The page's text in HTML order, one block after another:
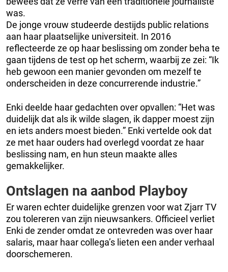
was.
De jonge vrouw studeerde destijds public relations
aan haar plaatselijke universiteit. In 2016
reflecteerde ze op haar beslissing om zonder beha te
gaan tijdens de test op het scherm, waarbij ze zei: “Ik
heb gewoon een manier gevonden om mezelf te
onderscheiden in deze concurrerende industrie.”
Enki deelde haar gedachten over opvallen: “Het was
duidelijk dat als ik wilde slagen, ik dapper moest zijn
en iets anders moest bieden.” Enki vertelde ook dat
ze met haar ouders had overlegd voordat ze haar
beslissing nam, en hun steun maakte alles
gemakkelijker.
Ontslagen na aanbod Playboy
Er waren echter duidelijke grenzen voor wat Zjarr TV
zou tolereren van zijn nieuwsankers. Officieel verliet
Enki de zender omdat ze ontevreden was over haar
salaris, maar haar collega’s lieten een ander verhaal
doorschemeren.